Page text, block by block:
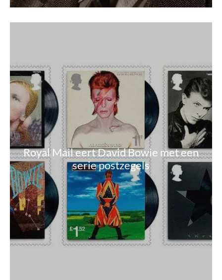
Royal Mail eert David Bowie met een
serie postzegels